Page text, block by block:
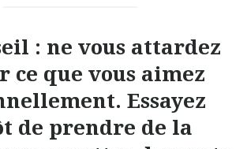
: ne vous attardez
ce que vous aimez
Essayez
de prendre de la